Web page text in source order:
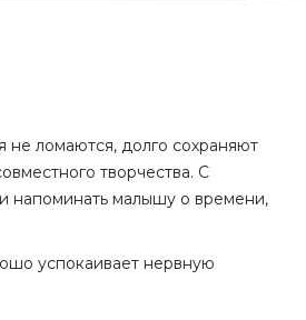
не ломаются, долго сохраняют
творчества. С
напоминать малышу о времени,
успокаивает нервную